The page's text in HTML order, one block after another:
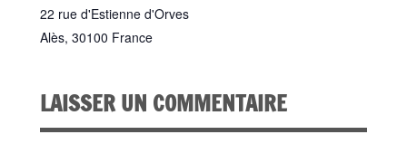
22 rue d'Estienne d'Orves
Alès, 30100 France
LAISSER UN COMMENTAIRE